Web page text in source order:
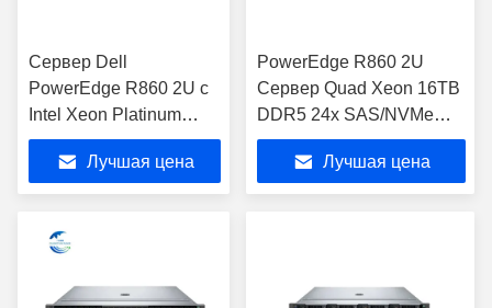
Сервер Dell
PowerEdge R860 2U с
Intel Xeon Platinum
8592 64-ядерный
Лучшая цена
PowerEdge R860 2U
Сервер Quad Xeon 16TB
DDR5 24x SAS/NVMe
Bays
Лучшая цена